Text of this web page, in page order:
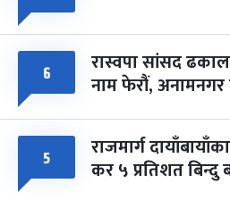
६ रास्वपा सांसद
नाम फेरौं, अनामनगर
५ राजमार्ग
कर ५ प्रतिशत बिन्दु